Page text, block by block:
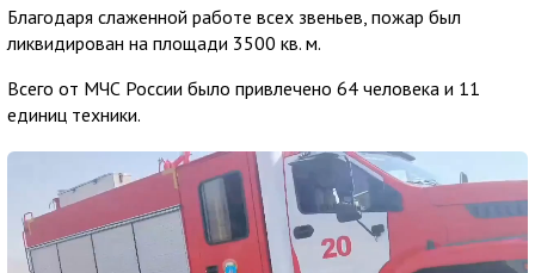
Благодаря слаженной работе всех звеньев, пожар был
ликвидирован на площади 3500 кв. м.
Всего от МЧС России было привлечено 64 человека и 11
единиц техники.